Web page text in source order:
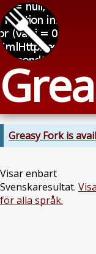
Greasy Fork is
Visar enbart
Svenskaresultat.
för alla språk.